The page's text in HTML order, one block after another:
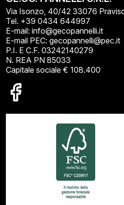
Via Isonzo, 40/42 33076
Tel. +39 0434 644997
E-mail: info@gecopannelli.it
E-mail PEC: gecopannelli@pec.it
P.I. E C.F. 03242140279
N. REA PN 85033
Capitale sociale € 108.400